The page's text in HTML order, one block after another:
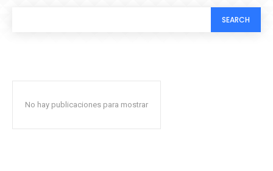
SEARCH
No hay publicaciones para mostrar